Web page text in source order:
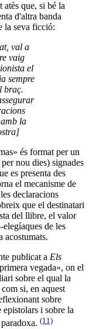
atès que, si bé la
d'altra banda
la seva ficció:
val a
vaig
el
sempre
braç.
la
és format per un
nou dies) signades
es presenta des
el mecanisme de
declaracions
que el destinatari
del llibre, el valor
de les
acostumats.
publicat a Els
vegada», on el
sobre el qual la
si, en aquest
sobre
epistolars i sobre la
(11)